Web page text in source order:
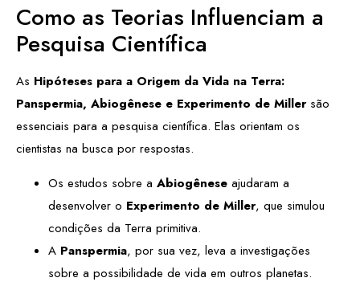
Como as Teorias Influenciam a
Pesquisa Científica
As Hipóteses para a Origem da Vida na Terra:
Panspermia, Abiogênese e Experimento de Millersão
essenciais para a pesquisa científica. Elas orientam os
cientistas na busca por respostas.
Os estudos sobre a Abiogênese ajudaram a
desenvolver o Experimento de Miller, que simulou
condições da Terra primitiva.
A Panspermia, por sua vez, leva a investigações
sobre a possibilidade de vida em outros planetas.